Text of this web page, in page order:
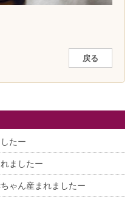
戻る
たー
ましたー
ゃん産まれましたー